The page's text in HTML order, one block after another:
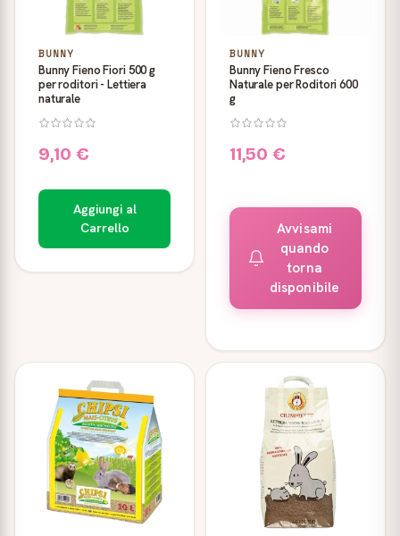
BUNNY
Bunny Fieno Fiori 500 g
per roditori - Lettiera
naturale
9,10 €
Aggiungi al
Carrello
BUNNY
Bunny Fieno Fresco
Naturale per Roditori 600
g
11,50 €
Avvisami
quando
torna
disponibile